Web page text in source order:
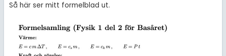
Så här ser mitt formelblad ut.